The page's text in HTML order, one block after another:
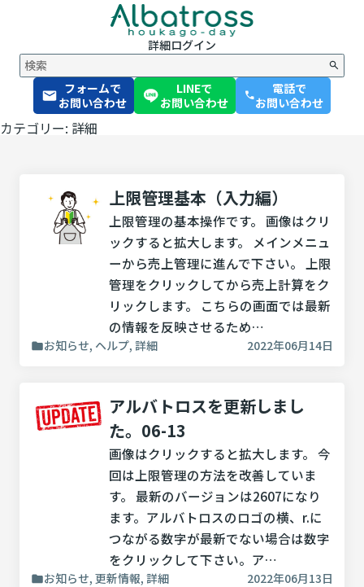
詳細ログイン
フォームで
お問い合わせ
LINEで
お問い合わせ
phone
電話で
お問い合わせ
カテゴリー: 詳細
上限管理基本（入力編）
上限管理の基本操作です。 画像はクリ
ックすると拡大します。 メインメニュ
ーから売上管理に進んで下さい。 上限
管理をクリックしてから売上計算をク
リックします。 こちらの画面では最新
の情報を反映させるため…
お知らせ, ヘルプ, 詳細 2022年06月14日
アルバトロスを更新しまし
た。06-13
画像はクリックすると拡大します。 今
回は上限管理の方法を改善していま
す。 最新のバージョンは2607になり
ます。アルバトロスのロゴの横、r.に
つながる数字が最新でない場合は数字
をクリックして下さい。ア…
お知らせ, 更新情報, 詳細 2022年06月13日